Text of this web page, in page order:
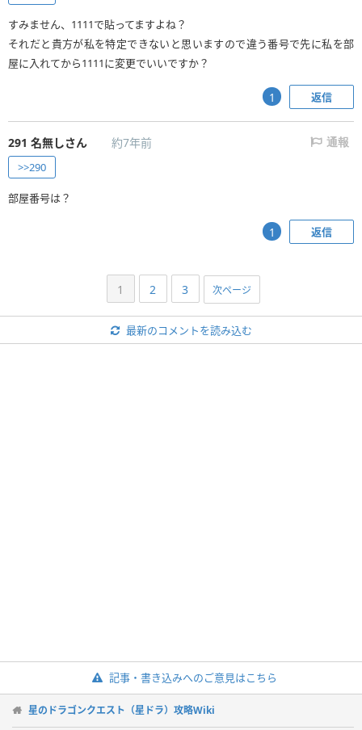
すみません、1111で貼ってますよね？
それだと貴方が私を特定できないと思いますので違う番号で先に私を部
屋に入れてから1111に変更でいいですか？
返信
1
291 名無しさん 約7年前 通報
>>290
部屋番号は？
返信
1
1 2 3 次ページ
最新のコメントを読み込む
記事・書き込みへのご意見はこちら
星のドラゴンクエスト（星ドラ）攻略Wiki